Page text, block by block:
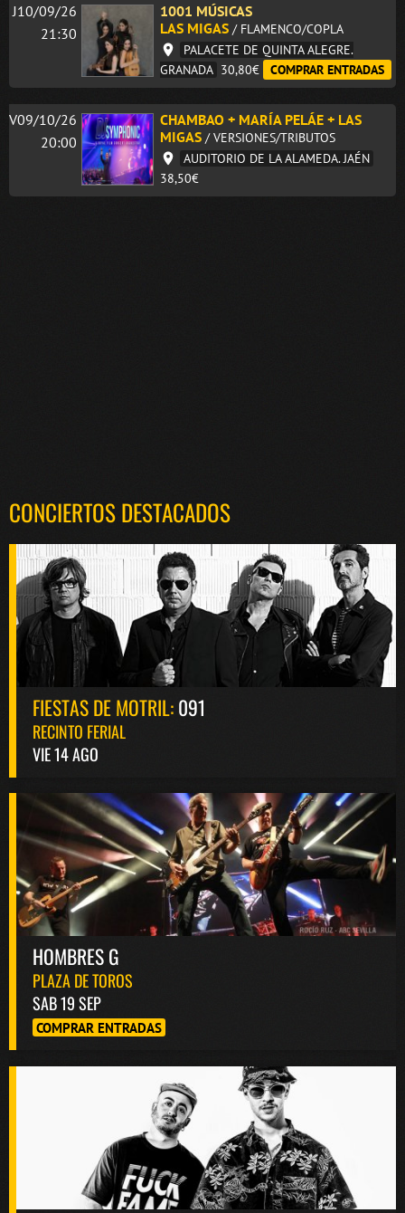
J10/09/26
21:30
1001 MÚSICAS
LAS MIGAS / FLAMENCO/COPLA
PALACETE DE QUINTA ALEGRE.
GRANADA 30,80€ COMPRAR ENTRADAS
V09/10/26
20:00
CHAMBAO + MARÍA PELÁE + LAS
MIGAS / VERSIONES/TRIBUTOS
AUDITORIO DE LA ALAMEDA. JAÉN
38,50€
CONCIERTOS DESTACADOS
FIESTAS DE MOTRIL:091
RECINTO FERIAL
VIE 14 AGO
HOMBRES G
PLAZA DE TOROS
SAB 19 SEP
COMPRAR ENTRADAS